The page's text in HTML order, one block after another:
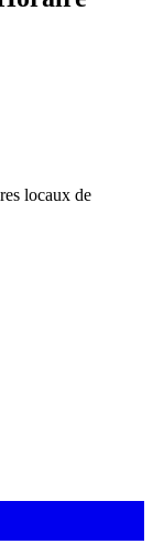
locaux de